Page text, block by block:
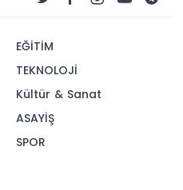
EĞİTİM
TEKNOLOJİ
Kültür & Sanat
ASAYİŞ
SPOR